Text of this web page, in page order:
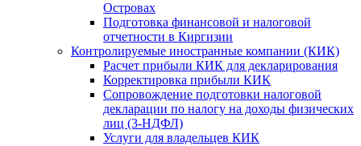
Островах
Подготовка финансовой и налоговой
отчетности в Киргизии
Контролируемые иностранные компании (КИК)
Расчет прибыли КИК для декларирования
Корректировка прибыли КИК
Сопровождение подготовки налоговой
декларации по налогу на доходы физических
лиц (3-НДФЛ)
Услуги для владельцев КИК